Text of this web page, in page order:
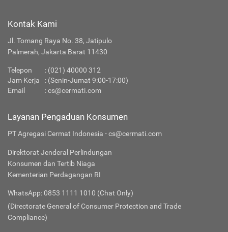
Kontak Kami
Jl. Tomang Raya No. 38, Jatipulo
Palmerah, Jakarta Barat 11430
Telepon : (021) 40000 312
Jam Kerja
: (Senin-Jumat 9:00-17:00)
Email
:cs@cermati.com
Layanan Pengaduan Konsumen
PT Agregasi Cermat Indonesia - cs@cermati.com
Direktorat Jenderal Perlindungan
Konsumen dan Tertib Niaga
Kementerian Perdagangan RI
WhatsApp: 0853 1111 1010 (Chat Only)
(Directorate General of Consumer Protection and Trade
Compliance)